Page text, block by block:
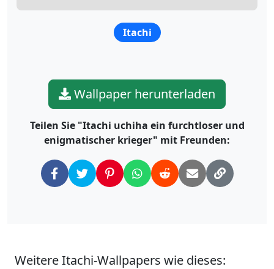
Itachi
Wallpaper herunterladen
Teilen Sie "Itachi uchiha ein furchtloser und
enigmatischer krieger" mit Freunden:
Weitere Itachi-Wallpapers wie dieses: